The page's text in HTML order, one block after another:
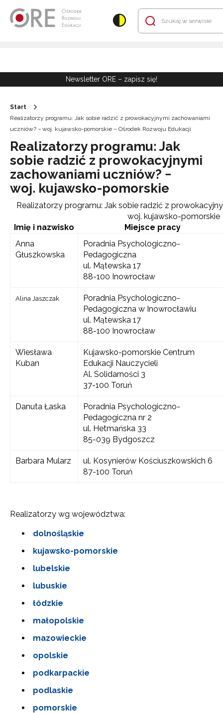
Newsletter ORE – zapisz się!
Start
Realizatorzy programu: Jak sobie radzić z prowokacyjnymi zachowaniami
uczniów? − woj. kujawsko-pomorskie – Ośrodek Rozwoju Edukacji
Realizatorzy programu: Jak
sobie radzić z prowokacyjnymi
zachowaniami uczniów? −
woj. kujawsko-pomorskie
Realizatorzy programu: Jak sobie radzić z
woj. kujawsko-pomorskie
Imię i nazwisko
Miejsce pracy
Anna
Głuszkowska
Poradnia Psychologiczno-
Pedagogiczna
ul. Mątewska 17
88-100 Inowrocław
Alina Jaszczak
Poradnia Psychologiczno-
Pedagogiczna w Inowrocławiu
ul. Mątewska 17
88-100 Inowrocław
Wiesława
Kuban
Kujawsko-pomorskie Centrum
Edukacji Nauczycieli
Al. Solidarności 3
37-100 Toruń
Danuta Łaska
Poradnia Psychologiczno-
Pedagogiczna nr 2
ul. Hetmańska 33
85-039 Bydgoszcz
Barbara Mularz
ul. Kosynierów Kościuszkowskich 6
87-100 Toruń
Realizatorzy wg województwa:
dolnośląskie
kujawsko-pomorskie
lubelskie
lubuskie
łódzkie
małopolskie
mazowieckie
opolskie
podkarpackie
podlaskie
pomorskie